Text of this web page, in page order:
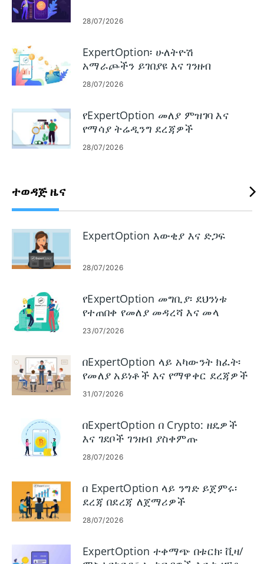
እንዲሁም የአጋር ዳሽቦርድ መሳሪያዎችን፣ የተለመዱ የማረጋገጫ
ወጥመዶችን፣ መሰረታዊ የማክበር አስታዋሾችን፣ እና ኮሚሽኖች ያለችግር
የመላ መፈለጊያ እርምጃዎችን ይሸፍናል።
28/07/2026
ExpertOption፡ ሁለትዮሽ
አማራጮችን ይገበያዩ እና ገንዘብ
ማውጣት
28/07/2026
የExpertOption መለያ ምዝገባ እና
የማሳያ ትሬዲንግ ደረጃዎች
28/07/2026
ተወዳጅ ዜና
ExpertOption እውቂያ እና ድጋፍ
28/07/2026
የExpertOption መግቢያ፡ ደህንነቱ
የተጠበቀ የመለያ መዳረሻ እና መላ
መፈለግ
23/07/2026
በExpertOption ላይ አካውንት ክፈት፡
የመለያ አይነቶች እና የማዋቀር ደረጃዎች
31/07/2026
በExpertOption በ Crypto: ዘዴዎች
እና ገደቦች ገንዘብ ያስቀምጡ
28/07/2026
በ ExpertOption ላይ ንግድ ይጀምሩ፡
ደረጃ በደረጃ ለጀማሪዎች
28/07/2026
ExpertOption ተቀማጭ በቱርክ፡ ቪዛ/